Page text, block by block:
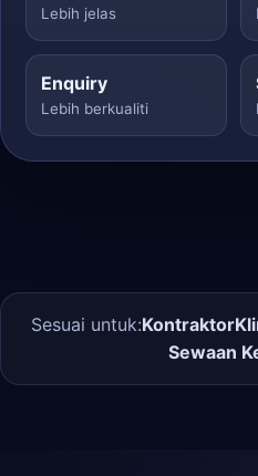
Lebih jelas
Enquiry
Lebih berkualiti
Sesuai untuk:Kontraktor
Sewaan